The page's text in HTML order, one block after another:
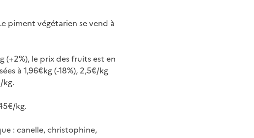
piment végétarien se vend à
(+2%), le prix des fruits est en
à 1,96€kg (-18%), 2,5€/kg
kg.
kg.
: canelle, christophine,